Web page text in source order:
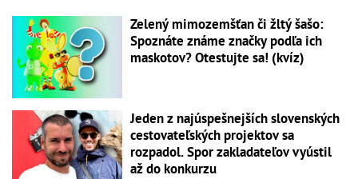
Zelený mimozemšťan či žltý šašo:
Spoznáte známe značky podľa ich
maskotov? Otestujte sa! (kvíz)
Jeden z najúspešnejších slovenských
cestovateľských projektov sa
rozpadol. Spor zakladateľov vyústil
až do konkurzu